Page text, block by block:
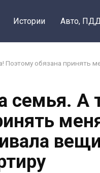
Истории Авто, ПДД
Поэтому обязана принять
семья. А